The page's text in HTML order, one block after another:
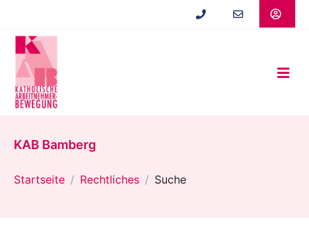
springen
KAB Bamberg
Startseite Rechtliches Suche